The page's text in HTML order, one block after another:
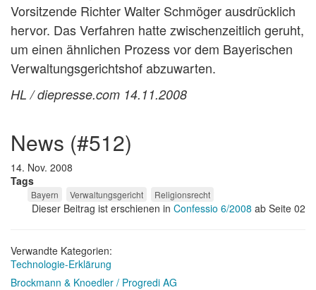
Vorsitzende Richter Walter Schmöger ausdrücklich
hervor. Das Verfahren hatte zwischenzeitlich geruht,
um einen ähnlichen Prozess vor dem Bayerischen
Verwaltungsgerichtshof abzuwarten.
HL / diepresse.com 14.11.2008
news (#512)
14. Nov. 2008
Tags
Bayern Verwaltungsgericht Religionsrecht
Dieser Beitrag ist erschienen in Confessio 6/2008 ab Seite 02
Verwandte Kategorien:
Technologie-Erklärung
Brockmann & Knoedler / Progredi AG